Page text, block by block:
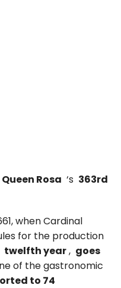
Queen Rosa ‘s 363rd
when Cardinal
for the production
twelfth year, goes
of the gastronomic
to 74